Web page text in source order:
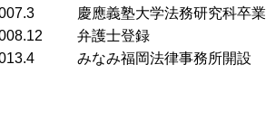
慶應義塾大学法務研究科卒業
弁護士登録
みなみ福岡法律事務所開設